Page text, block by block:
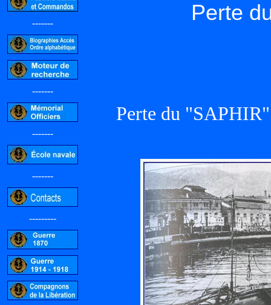
-------
-------
-------
-------
---------
Perte
Perte du